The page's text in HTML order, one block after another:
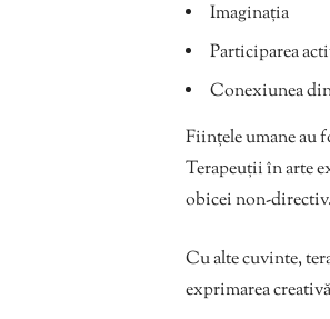
Imaginația
Participarea
Conexiunea
Ființele umane au
Terapeuții în arte
obicei non-directiv.
Cu alte cuvinte,
exprimarea